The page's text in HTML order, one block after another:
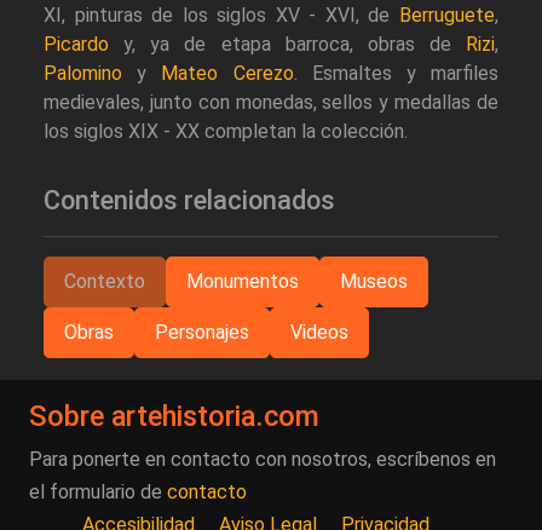
XI, pinturas de los siglos XV - XVI, de
Berruguete,
Picardo y, ya de etapa barroca, obras de Rizi,
Palomino y Mateo Cerezo. Esmaltes y marfiles
medievales, junto con monedas, sellos y medallas de
los siglos XIX - XX completan la colección.
Contenidos relacionados
Contexto Monumentos Museos
Obras Personajes Videos
Sobre artehistoria.com
Para ponerte en contacto con nosotros, escríbenos en
el formulario de contacto
Accesibilidad
Aviso Legal Privacidad